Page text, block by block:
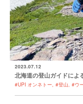
2023.07.12
北海道の登山ガイドによ
#UPI オンネトー #登山 #ウ